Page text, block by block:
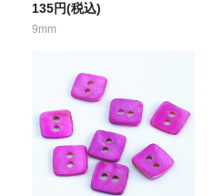
135円(税込)
9mm